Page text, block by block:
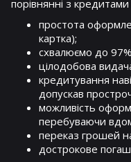
порівнянні з
простота
картка);
схвалюємо до
цілодобова
кредитування
допускав
можливість
перебуваючи
переказ грошей
дострокове